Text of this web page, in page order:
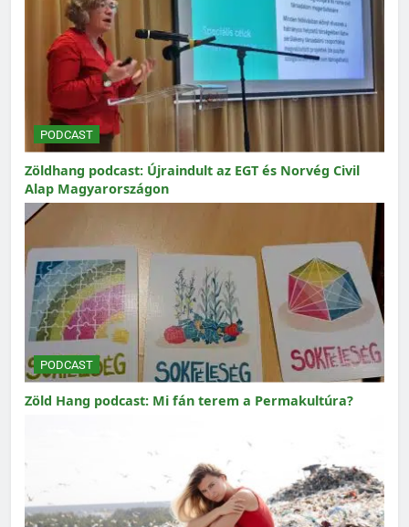
PODCAST
Zöldhang podcast: Újraindult az EGT és Norvég Civil
Alap Magyarországon
PODCAST
Zöld Hang podcast: Mi fán terem a Permakultúra?